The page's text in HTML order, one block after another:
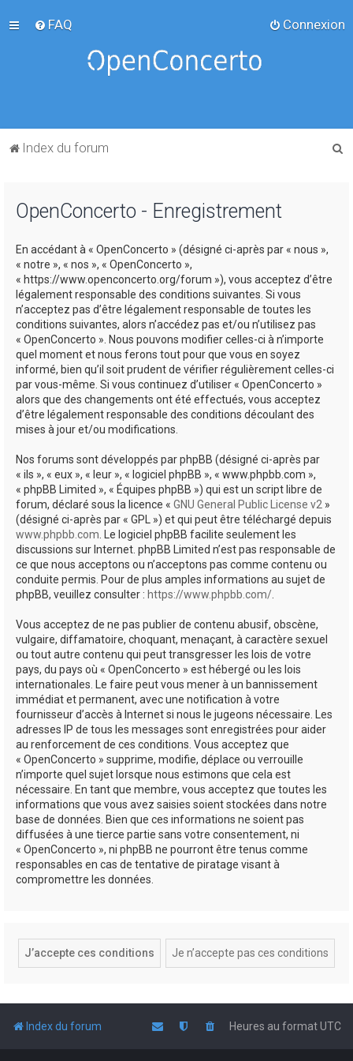
FAQ Connexion
Index du forum
OpenConcerto - Enregistrement
En accédant à « OpenConcerto » (désigné ci-après par « nous »,
« notre », « nos », « OpenConcerto »,
« https://www.openconcerto.org/forum »), vous acceptez d’être
légalement responsable des conditions suivantes. Si vous
n’acceptez pas d’être légalement responsable de toutes les
conditions suivantes, alors n’accédez pas et/ou n’utilisez pas
« OpenConcerto ». Nous pouvons modifier celles-ci à n’importe
quel moment et nous ferons tout pour que vous en soyez
informé, bien qu’il soit prudent de vérifier régulièrement celles-ci
par vous-même. Si vous continuez d’utiliser « OpenConcerto »
alors que des changements ont été effectués, vous acceptez
d’être légalement responsable des conditions découlant des
mises à jour et/ou modifications.
Nos forums sont développés par phpBB (désigné ci-après par
« ils », « eux », « leur », « logiciel phpBB », « www.phpbb.com »,
« phpBB Limited », « Équipes phpBB ») qui est un script libre de
forum, déclaré sous la licence « GNU General Public License v2 »
(désigné ci-après par « GPL ») et qui peut être téléchargé depuis
www.phpbb.com. Le logiciel phpBB facilite seulement les
discussions sur Internet. phpBB Limited n’est pas responsable de
ce que nous acceptons ou n’acceptons pas comme contenu ou
conduite permis. Pour de plus amples informations au sujet de
phpBB, veuillez consulter : https://www.phpbb.com/.
Vous acceptez de ne pas publier de contenu abusif, obscène,
vulgaire, diffamatoire, choquant, menaçant, à caractère sexuel
ou tout autre contenu qui peut transgresser les lois de votre
pays, du pays où « OpenConcerto » est hébergé ou les lois
internationales. Le faire peut vous mener à un bannissement
immédiat et permanent, avec une notification à votre
fournisseur d’accès à Internet si nous le jugeons nécessaire. Les
adresses IP de tous les messages sont enregistrées pour aider
au renforcement de ces conditions. Vous acceptez que
« OpenConcerto » supprime, modifie, déplace ou verrouille
n’importe quel sujet lorsque nous estimons que cela est
nécessaire. En tant que membre, vous acceptez que toutes les
informations que vous avez saisies soient stockées dans notre
base de données. Bien que ces informations ne soient pas
diffusées à une tierce partie sans votre consentement, ni
« OpenConcerto », ni phpBB ne pourront être tenus comme
responsables en cas de tentative de piratage visant à
compromettre les données.
Index du forum Heures au formatUTC